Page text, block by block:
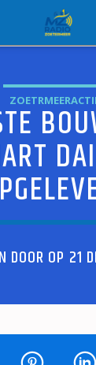
MZ-RADIO
DOOR OP 21